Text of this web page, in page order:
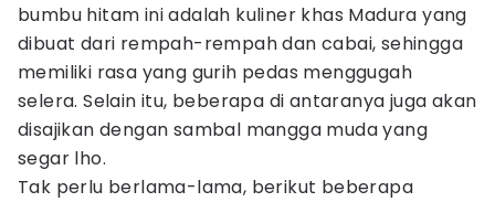
bumbu hitam ini adalah kuliner khas Madura yang
dibuat dari rempah-rempah dan cabai, sehingga
memiliki rasa yang gurih pedas menggugah
selera. Selain itu, beberapa di antaranya juga akan
disajikan dengan sambal mangga muda yang
segar lho.
Tak perlu berlama-lama, berikut beberapa